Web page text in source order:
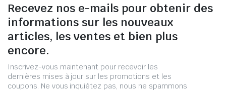
Recevez nos e-mails pour obtenir des
informations sur les nouveaux
articles, les ventes et bien plus
encore.
Inscrivez-vous maintenant pour recevoir les
dernières mises à jour sur les promotions et les
coupons. Ne vous inquiétez pas, nous ne spammons